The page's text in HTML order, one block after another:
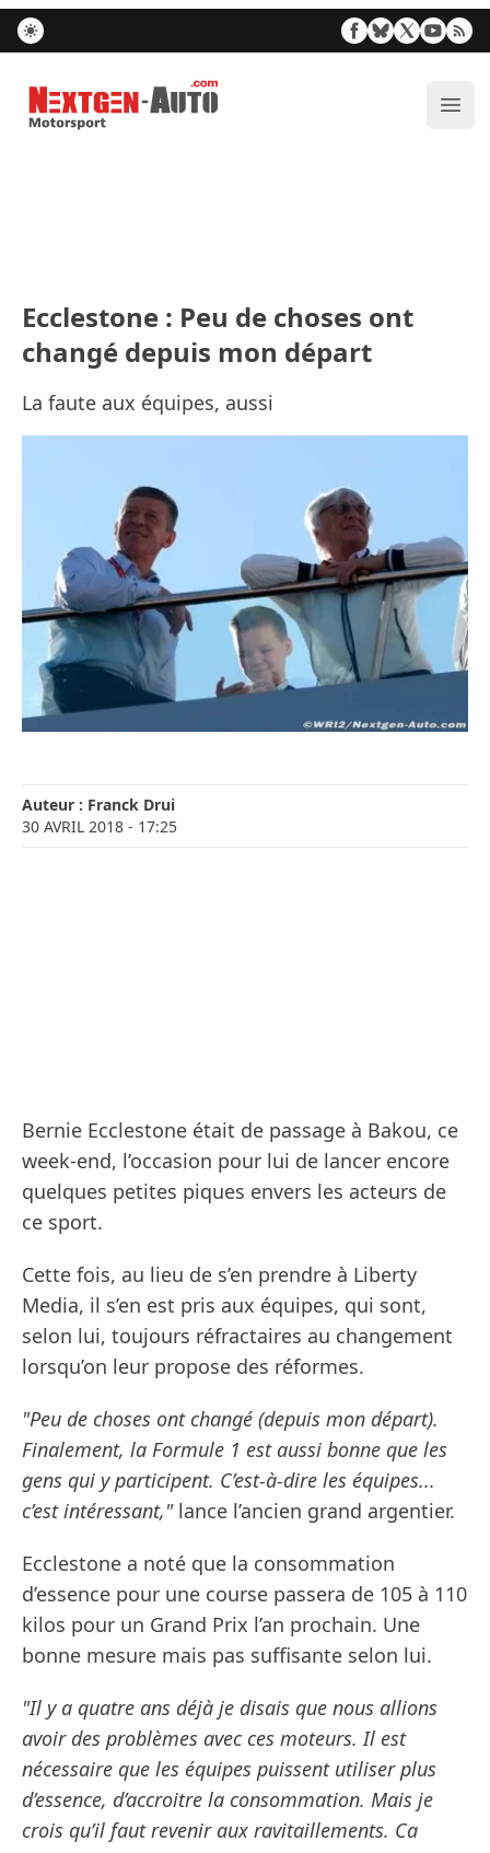
Nextgen-Auto.com
Ecclestone : Peu de choses ont
changé depuis mon départ
La faute aux équipes, aussi
Auteur : Franck Drui
30 AVRIL 2018 - 17:25
Bernie Ecclestone était de passage à Bakou, ce
week-end, l’occasion pour lui de lancer encore
quelques petites piques envers les acteurs de
ce sport.
Cette fois, au lieu de s’en prendre à Liberty
Media, il s’en est pris aux équipes, qui sont,
selon lui, toujours réfractaires au changement
lorsqu’on leur propose des réformes.
"Peu de choses ont changé (depuis mon départ).
Finalement, la Formule 1 est aussi bonne que les
gens qui y participent. C’est-à-dire les équipes...
c’est intéressant,"lance l’ancien grand argentier.
Ecclestone a noté que la consommation
d’essence pour une course passera de 105 à 110
kilos pour un Grand Prix l’an prochain. Une
bonne mesure mais pas suffisante selon lui.
"Il y a quatre ans déjà je disais que nous allions
avoir des problèmes avec ces moteurs. Il est
nécessaire que les équipes puissent utiliser plus
d’essence, d’accroitre la consommation. Mais je
crois qu’il faut revenir aux ravitaillements. Ca